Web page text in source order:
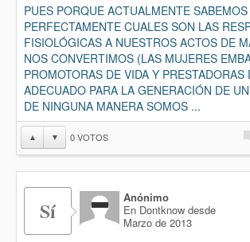
PUES PORQUE ACTUALMENTE SABEMOS
PERFECTAMENTE CUALES SON LAS
FISIOLÓGICAS A NUESTROS ACTOS DE
NOS CONVERTIMOS (LAS MUJERES
PROMOTORAS DE VIDA Y PRESTADORAS
ADECUADO PARA LA GENERACIÓN DE
DE NINGUNA MANERA SOMOS ...
▲ ▼ 0VOTOS
Sí
Anónimo
En Dontknow desde
Marzo de 2013